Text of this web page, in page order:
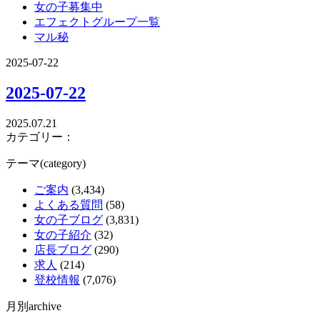
女の子募集中
エフェクトグループ一覧
マル秘
2025-07-22
2025-07-22
2025.07.21
カテゴリー：
テーマ(category)
ご案内 (3,434)
よくある質問 (58)
女の子ブログ (3,831)
女の子紹介 (32)
店長ブログ (290)
求人 (214)
登校情報 (7,076)
月別archive